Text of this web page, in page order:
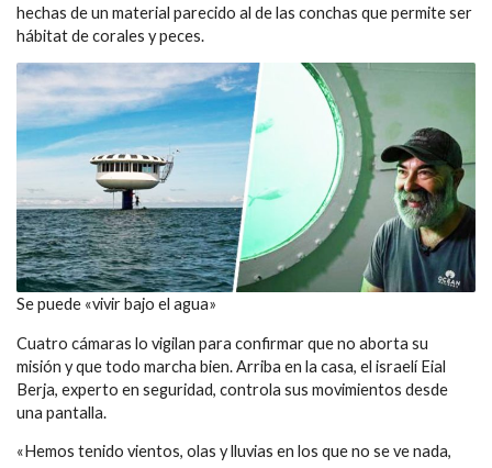
hechas de un material parecido al de las conchas que permite ser
hábitat de corales y peces.
Se puede «vivir bajo el agua»
Cuatro cámaras lo vigilan para confirmar que no aborta su
misión y que todo marcha bien. Arriba en la casa, el israelí Eial
Berja, experto en seguridad, controla sus movimientos desde
una pantalla.
«Hemos tenido vientos, olas y lluvias en los que no se ve nada,